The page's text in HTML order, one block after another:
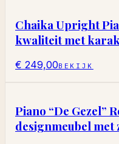
Chaika Upright
kwaliteit met
€ 249,00BEKIJK
Piano “De Gezel”
designmeubel met